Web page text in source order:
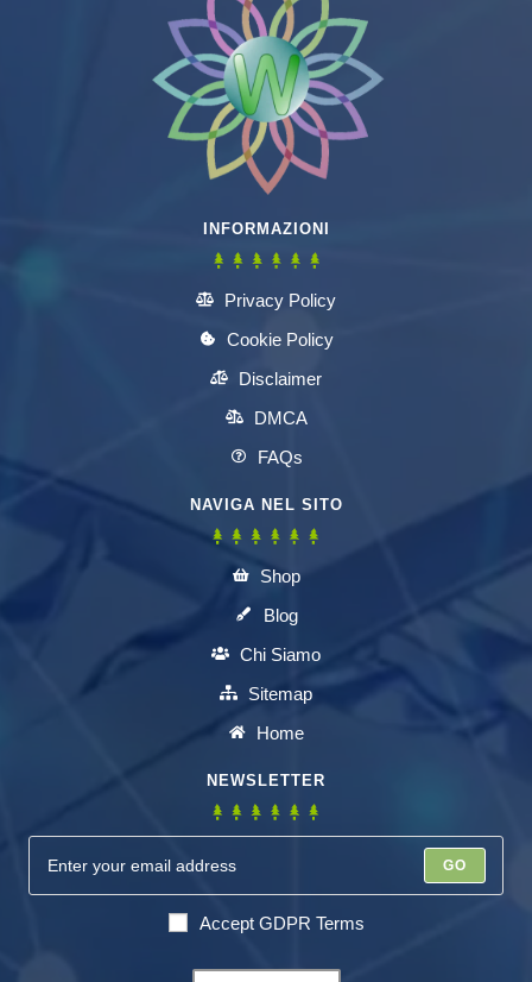
INFORMAZIONI
Privacy Policy
Cookie Policy
Disclaimer
DMCA
FAQs
NAVIGA NEL SITO
Shop
Blog
Chi Siamo
Sitemap
Home
NEWSLETTER
GO
Accept GDPR Terms